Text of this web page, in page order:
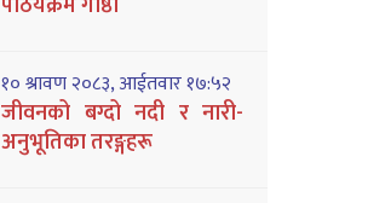
१० श्रावण २०८३, आईतवार १७:५२
जीवनको बग्दो नदी र नारी-
अनुभूतिका तरङ्गहरू